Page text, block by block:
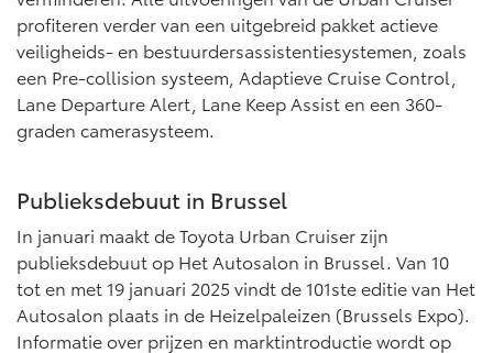
profiteren verder van een uitgebreid pakket actieve
veiligheids- en bestuurdersassistentiesystemen, zoals
een Pre-collision systeem, Adaptieve Cruise Control,
Lane Departure Alert, Lane Keep Assist en een 360-
graden camerasysteem.
Publieksdebuut in Brussel
In januari maakt de Toyota Urban Cruiser zijn
publieksdebuut op Het Autosalon in Brussel. Van 10
tot en met 19 januari 2025 vindt de 101ste editie van Het
Autosalon plaats in de Heizelpaleizen (Brussels Expo).
Informatie over prijzen en marktintroductie wordt op